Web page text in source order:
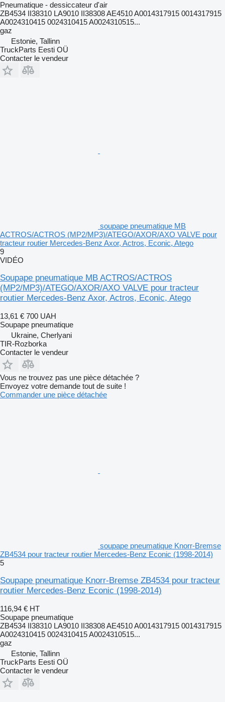
Pneumatique - dessiccateur d'air
ZB4534 II38310 LA9010 II38308 AE4510 A0014317915 0014317915
A0024310415 0024310415 A0024310515...
gaz
Estonie, Tallinn
TruckParts Eesti OÜ
Contacter le vendeur
soupape pneumatique MB
ACTROS/ACTROS (MP2/MP3)/ATEGO/AXOR/AXO VALVE pour
tracteur routier Mercedes-Benz Axor, Actros, Econic, Atego
9
VIDÉO
Soupape pneumatique MB ACTROS/ACTROS
(MP2/MP3)/ATEGO/AXOR/AXO VALVE pour tracteur
routier Mercedes-Benz Axor, Actros, Econic, Atego
13,61 € 700 UAH
Soupape pneumatique
Ukraine, Cherlyani
TIR-Rozborka
Contacter le vendeur
Vous ne trouvez pas une pièce détachée ?
Envoyez votre demande tout de suite !
Commander une pièce détachée
soupape pneumatique Knorr-Bremse
ZB4534 pour tracteur routier Mercedes-Benz Econic (1998-2014)
5
Soupape pneumatique Knorr-Bremse ZB4534 pour tracteur
routier Mercedes-Benz Econic (1998-2014)
116,94 € HT
Soupape pneumatique
ZB4534 II38310 LA9010 II38308 AE4510 A0014317915 0014317915
A0024310415 0024310415 A0024310515...
gaz
Estonie, Tallinn
TruckParts Eesti OÜ
Contacter le vendeur